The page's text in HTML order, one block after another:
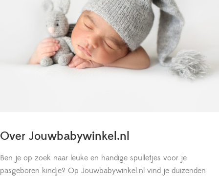
Over Jouwbabywinkel.nl
Ben je op zoek naar leuke en handige spulletjes voor je
pasgeboren kindje? Op Jouwbabywinkel.nl vind je duizenden